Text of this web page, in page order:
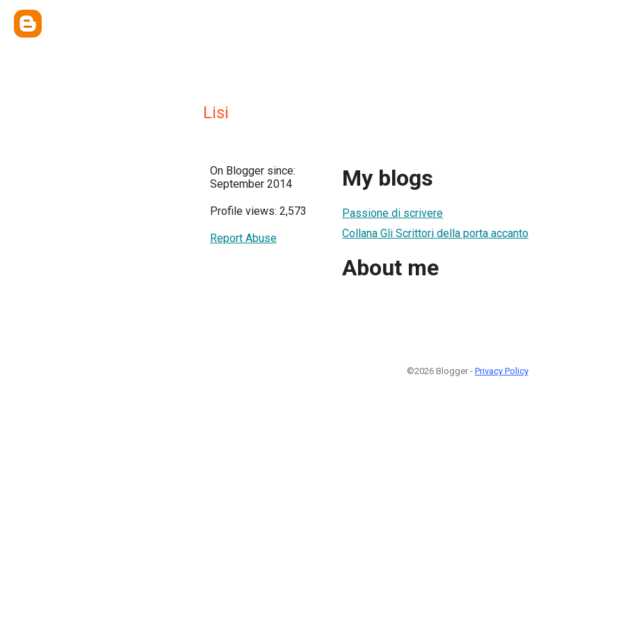
Lisi
On Blogger since:
September 2014
Profile views: 2,573
Report Abuse
My blogs
Passione di scrivere
Collana Gli Scrittori della porta accanto
About me
©2026 Blogger - Privacy Policy